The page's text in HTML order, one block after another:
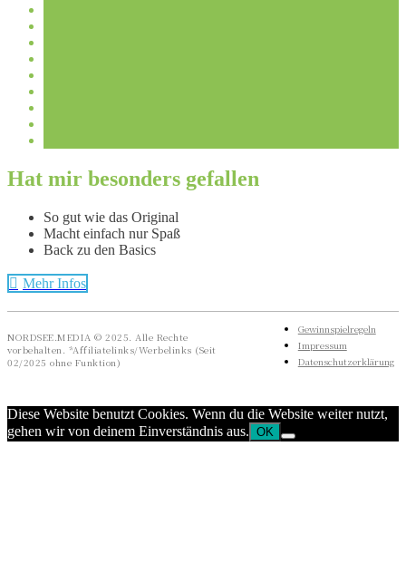
Hat mir besonders gefallen
So gut wie das Original
Macht einfach nur Spaß
Back zu den Basics
Mehr Infos
NORDSEE.MEDIA © 2025. Alle Rechte
vorbehalten. *Affiliatelinks/Werbelinks (Seit
02/2025 ohne Funktion)
Gewinnspielregeln
Impressum
Datenschutzerklärung
Diese Website benutzt Cookies. Wenn du die Website weiter nutzt,
gehen wir von deinem Einverständnis aus. OK